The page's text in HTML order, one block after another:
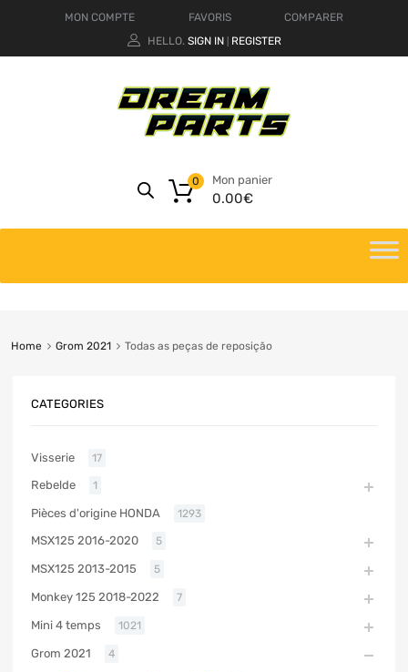
MON COMPTE FAVORIS
COMPARER
HELLO. SIGN IN REGISTER
Mon panier
0.00€
0
Home Grom 2021 Todas as peças de reposição
CATEGORIES
Visserie 17
Rebelde 1
Pièces d'origine HONDA 1293
MSX125 2016-2020 5
MSX125 2013-2015 5
Monkey 125 2018-2022 7
Mini 4 temps 1021
Grom 2021 4